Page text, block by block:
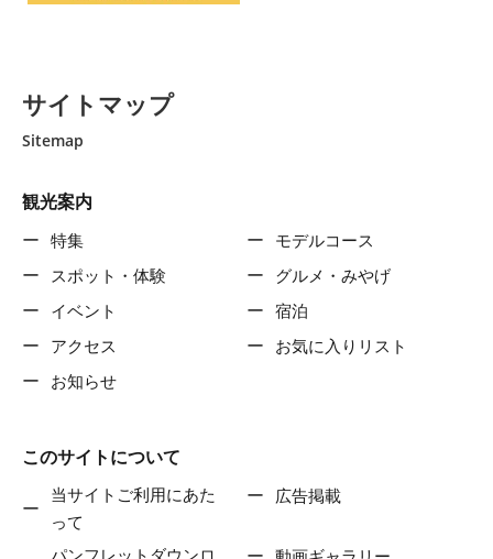
サイトマップ
Sitemap
観光案内
特集
モデルコース
スポット・体験
グルメ・みやげ
イベント
宿泊
アクセス
お気に入りリスト
お知らせ
このサイトについて
当サイトご利用にあた
って
広告掲載
パンフレットダウンロ